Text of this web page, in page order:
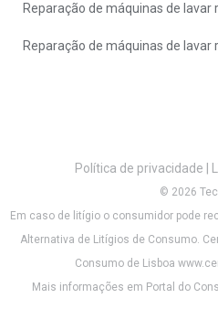
Reparação de máquinas de lavar
Reparação de máquinas de lavar
Política de privacidade
© 2026
Em caso de litígio o consumidor pode
Alternativa de Litígios de Consumo.
Consumo de Lisboa
Mais informações em Portal do